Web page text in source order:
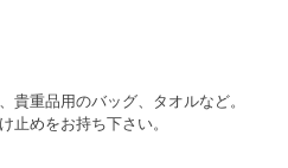
重品用のバッグ、タオルなど。
めをお持ち下さい。